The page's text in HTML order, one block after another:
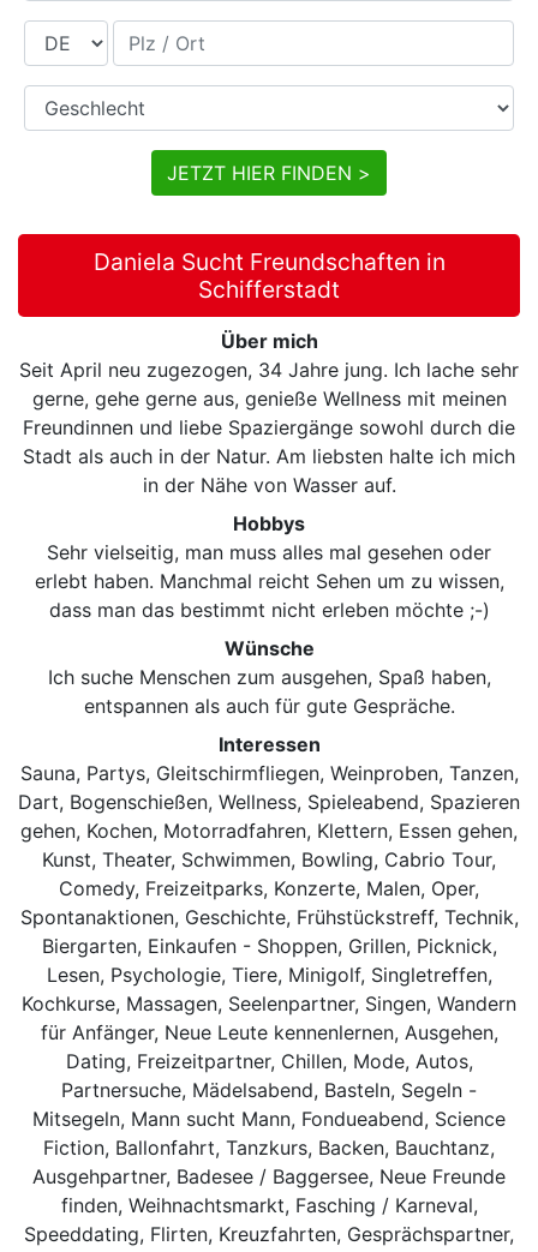
Land Plz / Ort
Geschlecht
JETZT HIER FINDEN >
Daniela Sucht Freundschaften in
Schifferstadt
Über mich
Seit April neu zugezogen, 34 Jahre jung. Ich lache sehr
gerne, gehe gerne aus, genieße Wellness mit meinen
Freundinnen und liebe Spaziergänge sowohl durch die
Stadt als auch in der Natur. Am liebsten halte ich mich
in der Nähe von Wasser auf.
Hobbys
Sehr vielseitig, man muss alles mal gesehen oder
erlebt haben. Manchmal reicht Sehen um zu wissen,
dass man das bestimmt nicht erleben möchte ;-)
Wünsche
Ich suche Menschen zum ausgehen, Spaß haben,
entspannen als auch für gute Gespräche.
Interessen
Sauna, Partys, Gleitschirmfliegen, Weinproben, Tanzen,
Dart, Bogenschießen, Wellness, Spieleabend, Spazieren
gehen, Kochen, Motorradfahren, Klettern, Essen gehen,
Kunst, Theater, Schwimmen, Bowling, Cabrio Tour,
Comedy, Freizeitparks, Konzerte, Malen, Oper,
Spontanaktionen, Geschichte, Frühstückstreff, Technik,
Biergarten, Einkaufen - Shoppen, Grillen, Picknick,
Lesen, Psychologie, Tiere, Minigolf, Singletreffen,
Kochkurse, Massagen, Seelenpartner, Singen, Wandern
für Anfänger, Neue Leute kennenlernen, Ausgehen,
Dating, Freizeitpartner, Chillen, Mode, Autos,
Partnersuche, Mädelsabend, Basteln, Segeln -
Mitsegeln, Mann sucht Mann, Fondueabend, Science
Fiction, Ballonfahrt, Tanzkurs, Backen, Bauchtanz,
Ausgehpartner, Badesee / Baggersee, Neue Freunde
finden, Weihnachtsmarkt, Fasching / Karneval,
Speeddating, Flirten, Kreuzfahrten, Gesprächspartner,